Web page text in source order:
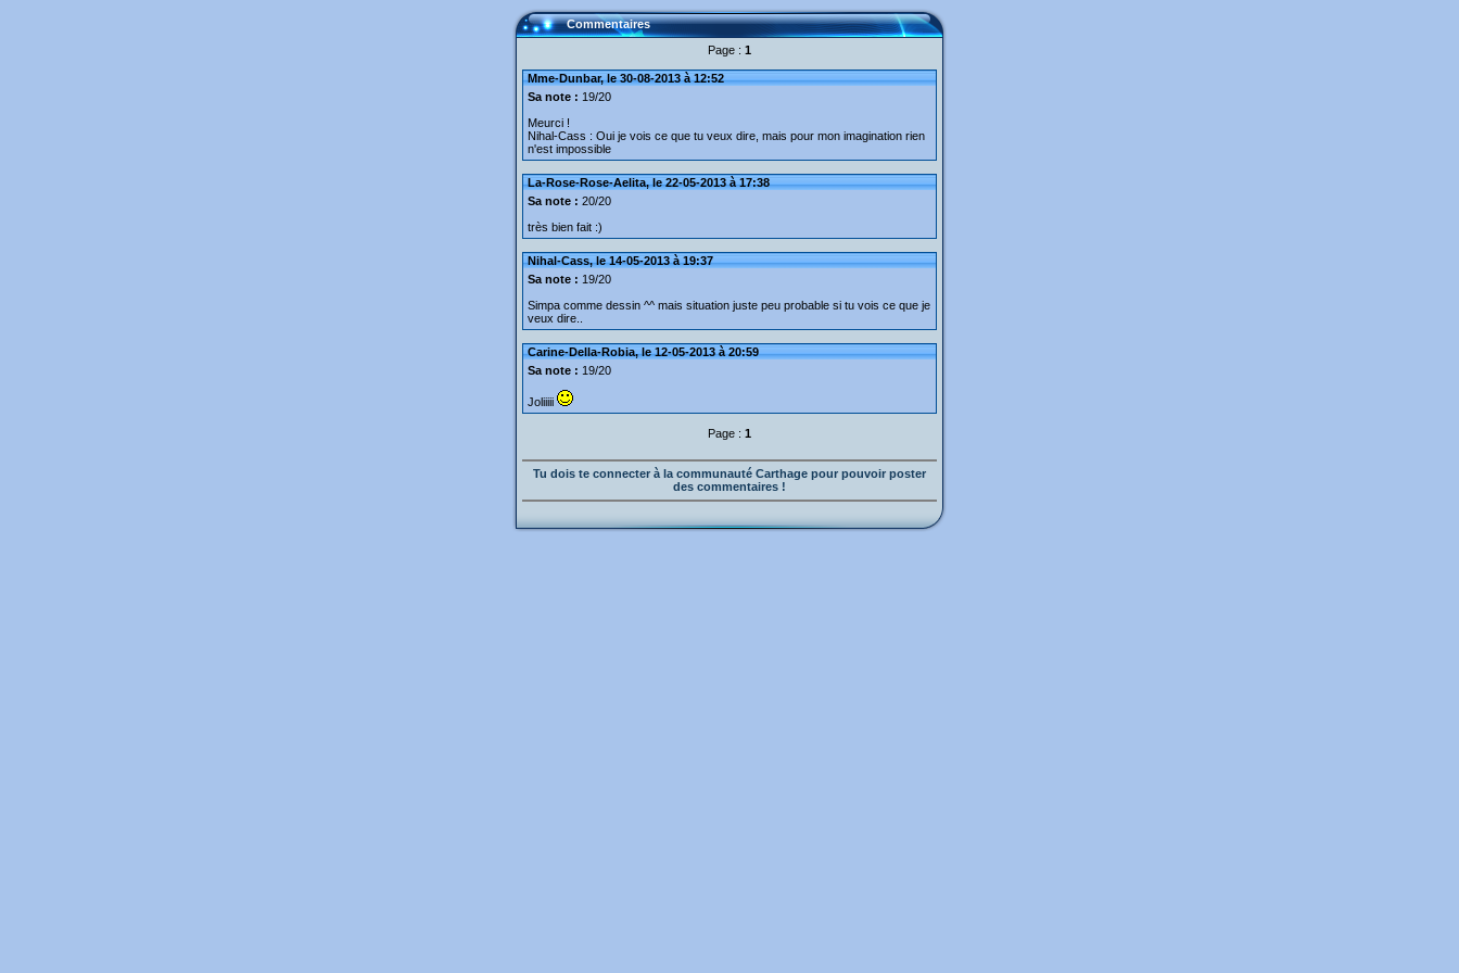
Commentaires
Page : 1
Mme-Dunbar, le 30-08-2013 à 12:52
Sa note : 19/20
Meurci !
Nihal-Cass : Oui je vois ce que tu veux dire, mais pour mon imagination rien
n'est impossible
La-Rose-Rose-Aelita, le 22-05-2013 à 17:38
Sa note : 20/20
très bien fait :)
Nihal-Cass, le 14-05-2013 à 19:37
Sa note : 19/20
Simpa comme dessin ^^ mais situation juste peu probable si tu vois ce que je
veux dire..
Carine-Della-Robia, le 12-05-2013 à 20:59
Sa note : 19/20
Joliiiii
Page : 1
Tu dois te connecter à la communauté Carthage pour pouvoir poster
des commentaires !